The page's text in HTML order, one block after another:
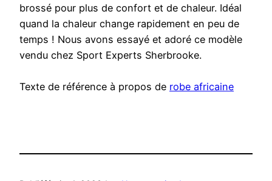
brossé pour plus de confort et de chaleur. Idéal
quand la chaleur change rapidement en peu de
temps ! Nous avons essayé et adoré ce modèle
vendu chez Sport Experts Sherbrooke.
Texte de référence à propos de robe africaine